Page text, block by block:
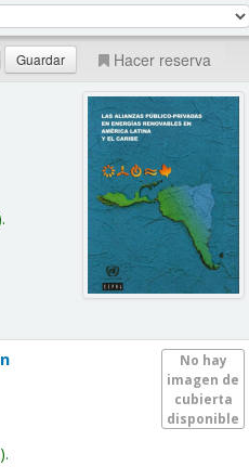
Hacer reserva
No hay
imagen de
cubierta
disponible